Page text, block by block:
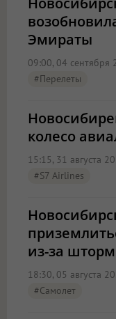
Эмираты
09:00, 04 сентября
#перелеты
колесо
15:15, 31 августа
#S7 Airlines
из-за
18:30, 05 августа
#Самолет